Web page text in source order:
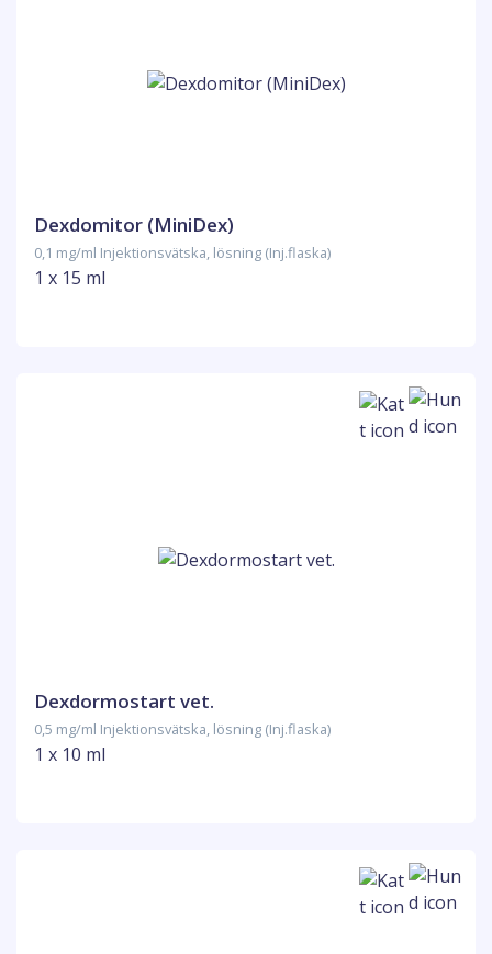
Dexdomitor (MiniDex)
0,1 mg/ml Injektionsvätska, lösning (Inj.flaska)
1 x 15 ml
Dexdormostart vet.
0,5 mg/ml Injektionsvätska, lösning (Inj.flaska)
1 x 10 ml